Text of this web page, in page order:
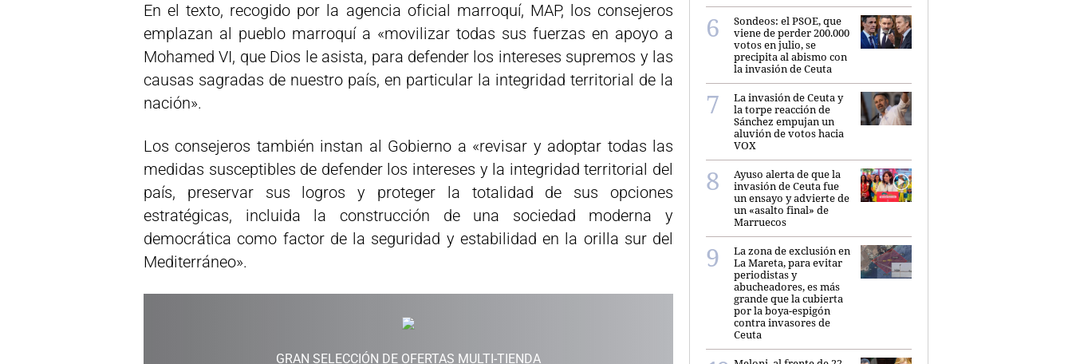
En el texto, recogido por la agencia oficial marroquí, MAP, los consejeros
emplazan al pueblo marroquí a «movilizar todas sus fuerzas en apoyo a
Mohamed VI, que Dios le asista, para defender los intereses supremos y las
causas sagradas de nuestro país, en particular la integridad territorial de la
nación».
Los consejeros también instan al Gobierno a «revisar y adoptar todas las
medidas susceptibles de defender los intereses y la integridad territorial del
país, preservar sus logros y proteger la totalidad de sus opciones
estratégicas, incluida la construcción de una sociedad moderna y
democrática como factor de la seguridad y estabilidad en la orilla sur del
Mediterráneo».
GRAN SELECCIÓN DE OFERTAS MULTI-TIENDA
Sondeos: el PSOE, que
viene de perder 200.000
votos en julio, se
precipita al abismo con
la invasión de Ceuta
La invasión de Ceuta y
la torpe reacción de
Sánchez empujan un
aluvión de votos hacia
VOX
Ayuso alerta de que la
invasión de Ceuta fue
un ensayo y advierte de
un «asalto final» de
Marruecos
La zona de exclusión en
La Mareta, para evitar
periodistas y
abucheadores, es más
grande que la cubierta
por la boya-espigón
contra invasores de
Ceuta